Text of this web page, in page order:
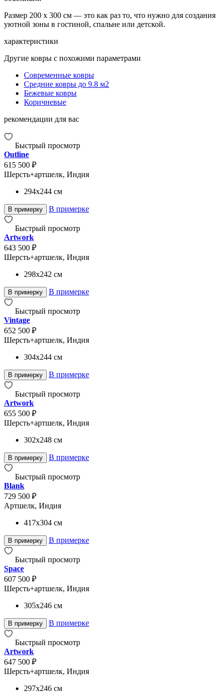
Размер 200 x 300 см — это как раз то, что нужно для создания
уютной зоны в гостиной, спальне или детской.
характеристики
Другие ковры с похожими параметрами
Современные ковры
Средние ковры до 9.8 м2
Бежевые ковры
Коричневые
рекомендации для вас
Быстрый просмотр
Outline
615 500 ₽
Шерсть+артшелк, Индия
294x244 см
В примерку В примерке
Быстрый просмотр
Artwork
643 500 ₽
Шерсть+артшелк, Индия
298x242 см
В примерку В примерке
Быстрый просмотр
Vintage
652 500 ₽
Шерсть+артшелк, Индия
304x244 см
В примерку В примерке
Быстрый просмотр
Artwork
655 500 ₽
Шерсть+артшелк, Индия
302x248 см
В примерку В примерке
Быстрый просмотр
Blank
729 500 ₽
Артшелк, Индия
417x304 см
В примерку В примерке
Быстрый просмотр
Space
607 500 ₽
Шерсть+артшелк, Индия
305x246 см
В примерку В примерке
Быстрый просмотр
Artwork
647 500 ₽
Шерсть+артшелк, Индия
297x246 см